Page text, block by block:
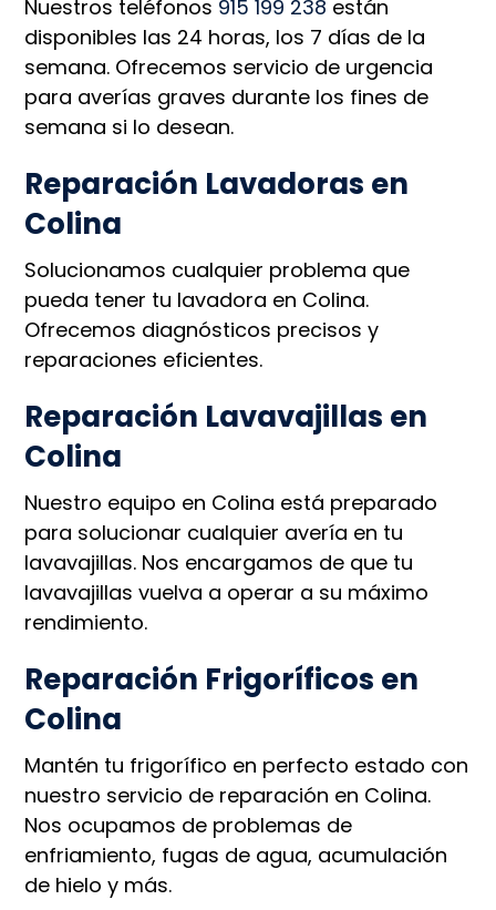
Nuestros teléfonos 915 199 238 están
disponibles las 24 horas, los 7 días de la
semana. Ofrecemos servicio de urgencia
para averías graves durante los fines de
semana si lo desean.
Reparación Lavadoras en
Colina
Solucionamos cualquier problema que
pueda tener tu lavadora en Colina.
Ofrecemos diagnósticos precisos y
reparaciones eficientes.
Reparación Lavavajillas en
Colina
Nuestro equipo en Colina está preparado
para solucionar cualquier avería en tu
lavavajillas. Nos encargamos de que tu
lavavajillas vuelva a operar a su máximo
rendimiento.
Reparación Frigoríficos en
Colina
Mantén tu frigorífico en perfecto estado con
nuestro servicio de reparación en Colina.
Nos ocupamos de problemas de
enfriamiento, fugas de agua, acumulación
de hielo y más.